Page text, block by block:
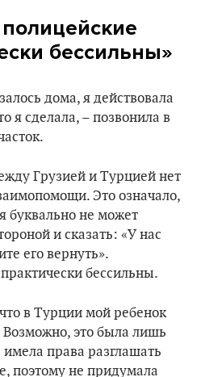
бессильны»
дома, я действовала
я сделала, – позвонила в
Грузией и Турцией нет
Это означало,
буквально не может
и сказать: «У нас
его вернуть».
бессильны.
в Турции мой ребенок
это была лишь
права разглашать
поэтому не придумала